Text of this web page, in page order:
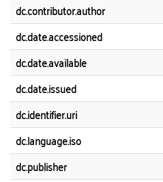
dc.contributor.author
dc.date.accessioned
dc.date.available
dc.date.issued
dc.identifier.uri
dc.language.iso
dc.publisher